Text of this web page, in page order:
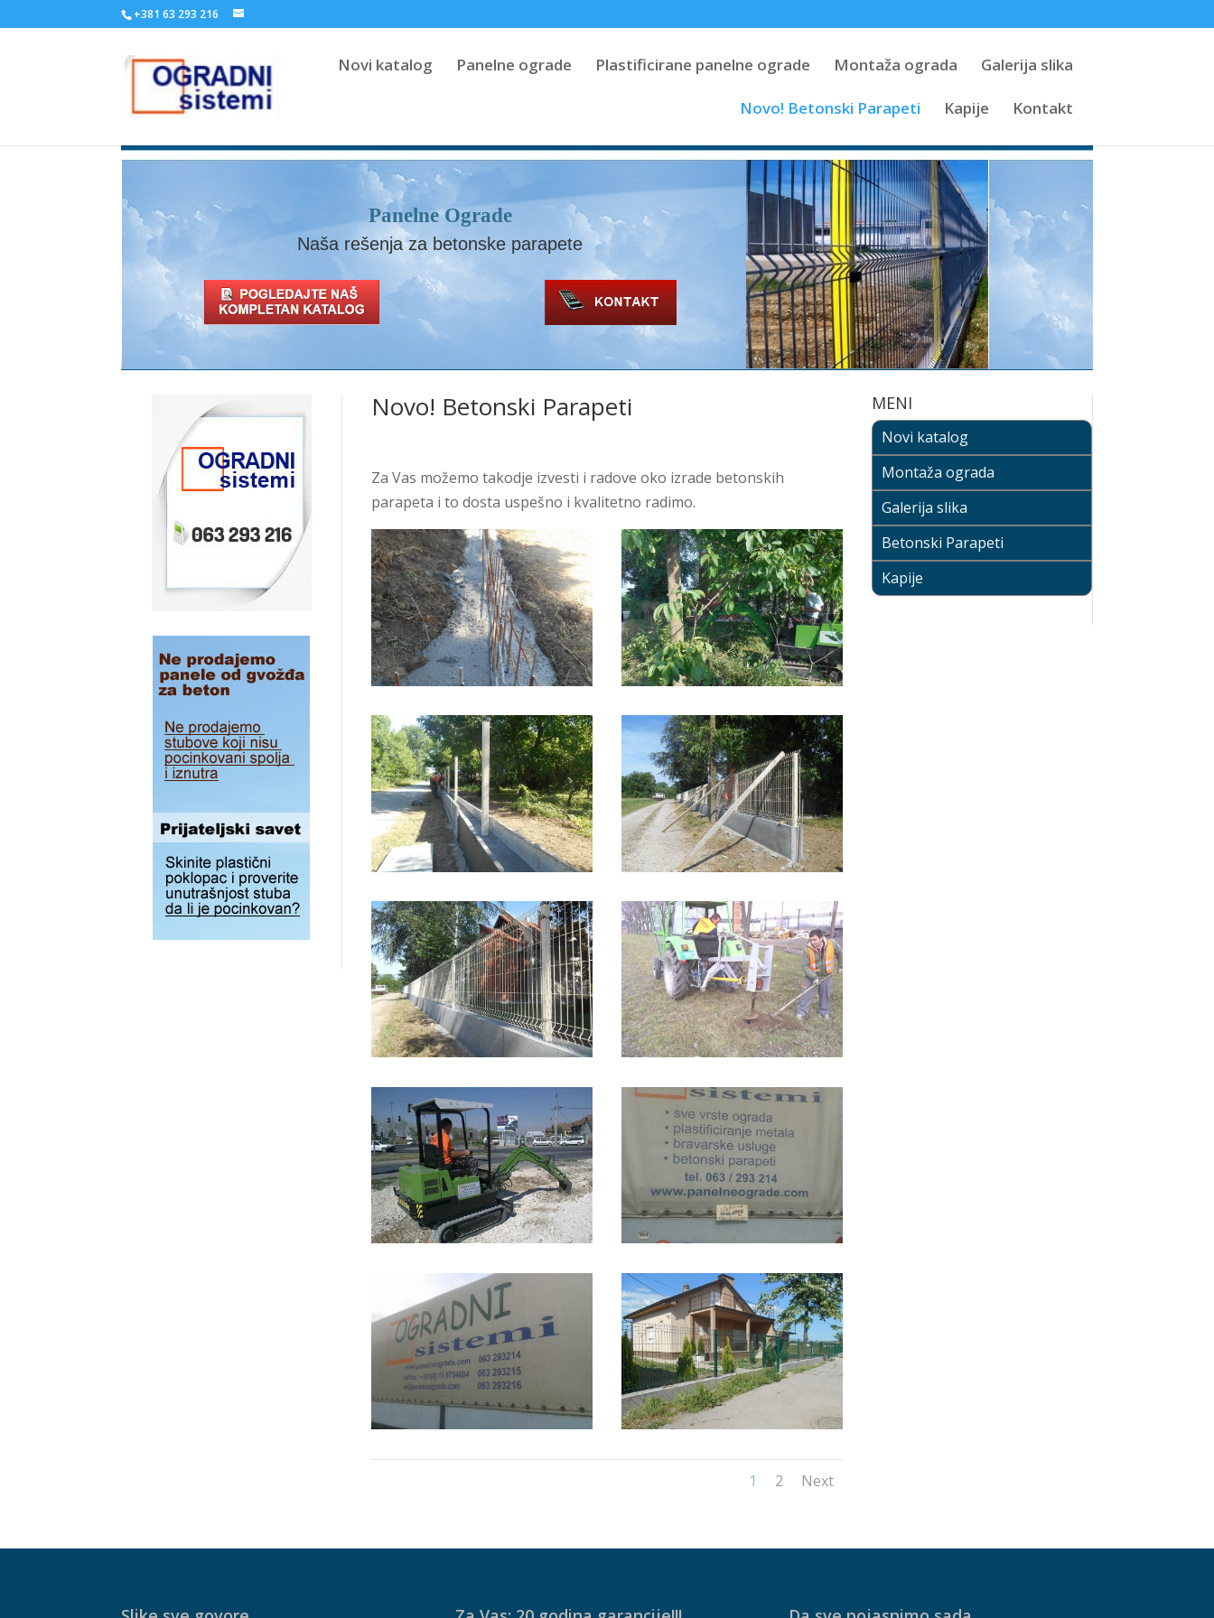
+381 63 293 216
Novi katalog Panelne ograde Plastificirane panelne ograde Montaža ograda Galerija slika
Novo! Betonski Parapeti Kapije Kontakt
Panelne Ograde
Naša rešenja za betonske parapete
Novo! Betonski Parapeti
Za Vas možemo takodje izvesti i radove oko izrade betonskih
parapeta i to dosta uspešno i kvalitetno radimo.
1 2 Next
MENI
Novi katalog
Montaža ograda
Galerija slika
Betonski Parapeti
Kapije